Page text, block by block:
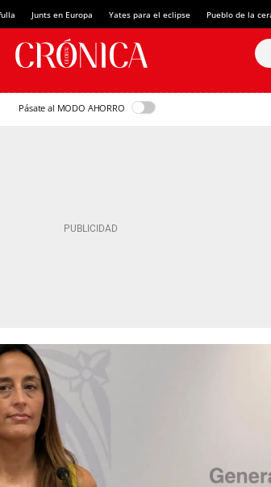
Junts en Europa Yates para el eclipse Pueblo de la
Pásate al MODO AHORRO